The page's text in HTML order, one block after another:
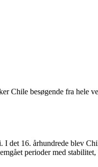
Chile besøgende fra hele
16. århundrede blev
perioder med